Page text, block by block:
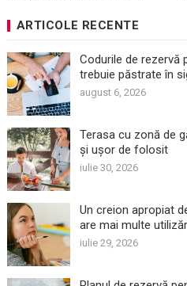
ARTICOLE RECENTE
Codurile de rezervă
trebuie păstrate în
august 6, 2026
Terasa cu zonă de
și ușor de folosit
iulie 30, 2026
Un creion apropiat
are mai multe
iulie 29, 2026